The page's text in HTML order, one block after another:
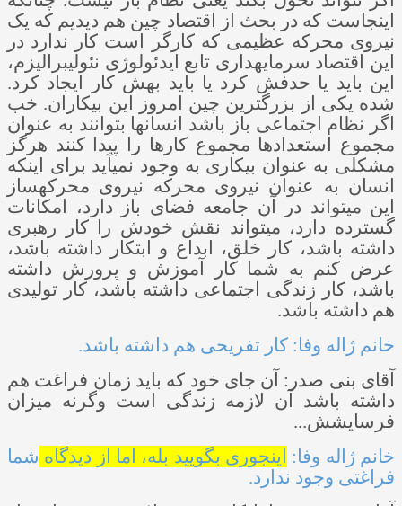
اینجاست که در بحث از اقتصاد چین هم دیدیم که یک
نیروی محرکه عظیمی که کارگر است کار ندارد در
این اقتصاد سرمایه­داری تابع ایدئولوژی نئولیبرالیزم،
این باید یا حدفش کرد یا باید بهش کار ایجاد کرد.
شده یکی از بزرگترین چین امروز این بیکاران. خب
اگر نظام اجتماعی باز باشد انسان­ها بتوانند به عنوان
مجموع استعدادها مجموع کارها را پیدا کنند هرگز
مشکلی به عنوان بیکاری به وجود نمی­آید برای اینکه
انسان به عنوان نیروی محرکه نیروی محرکه­ساز
این می­تواند در آن جامعه فضای باز دارد، امکانات
گسترده دارد، می­تواند نقش خودش را کار رهبری
داشته باشد، کار خلق، ابداع و ابتکار داشته باشد،
عرض کنم به شما کار آموزش و پرورش داشته
باشد، کار زندگی اجتماعی داشته باشد، کار تولیدی
هم داشته باشد.
خانم ژاله وفا: کار تفریحی هم داشته باشد.
آقای بنی­ صدر: آن جای خود که باید زمان فراغت هم
داشته باشد آن لازمه زندگی است وگرنه میزان
فرسایشش...
خانم ژاله وفا: اینجوری بگویید بله، اما از دیدگاه شما
فراغتی وجود ندارد.